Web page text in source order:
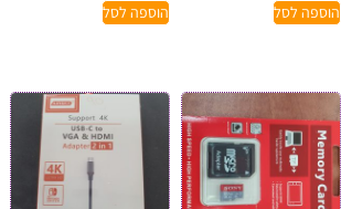
הוספה לסל הוספה לסל